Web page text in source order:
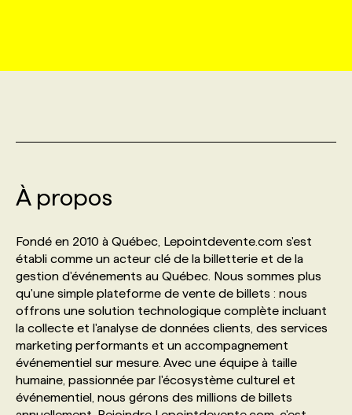
INITIATIVES NUMÉRIQUES
PRIX ET DISTINCTIONS
TENDANCES
MARKETING DURABLE
ÉVÉNEMENTIEL
NOS AUTEUR‧RICES
ANNONCEZ AVEC NOUS
PROFIL ENTREPRISE
FAQ
ANNONCEZ AVEC NOUS
PROFIL CANDIDAT
ANNONCEZ AVEC NOUS
NOS PARCOURS DE FORMATIONS
FORMATIONS PERSONNALISÉES
NOS FORMATEUR‧RICES
POURQUOI CHOISIR NOS FORMATIONS
NOS TARIFS
PROGRAMMES DE SUBVENTIONS
SERVICE DE CHASSE DE TÊTE
NOS TARIFS
NOS EXPERTISES
FAQ
ANNONCEZ AVEC NOUS
À propos
Fondé en 2010 à Québec, Lepointdevente.com s'est
établi comme un acteur clé de la billetterie et de la
gestion d'événements au Québec. Nous sommes plus
qu'une simple plateforme de vente de billets : nous
offrons une solution technologique complète incluant
la collecte et l'analyse de données clients, des services
marketing performants et un accompagnement
événementiel sur mesure. Avec une équipe à taille
humaine, passionnée par l'écosystème culturel et
événementiel, nous gérons des millions de billets